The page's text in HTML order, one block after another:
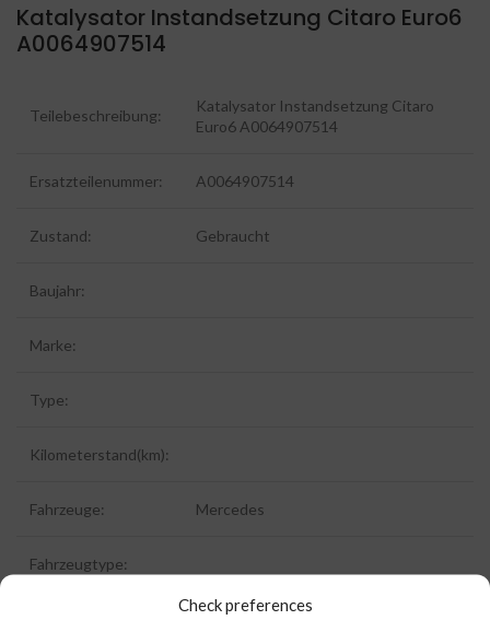
Check preferences
Katalysator Instandsetzung Citaro Euro6
A0064907514
Teilebeschreibung:
Katalysator Instandsetzung Citaro
Euro6 A0064907514
Ersatzteilenummer: A0064907514
Zustand: Gebraucht
Baujahr:
Marke:
Type:
Kilometerstand(km):
Fahrzeuge: Mercedes
Fahrzeugtype: